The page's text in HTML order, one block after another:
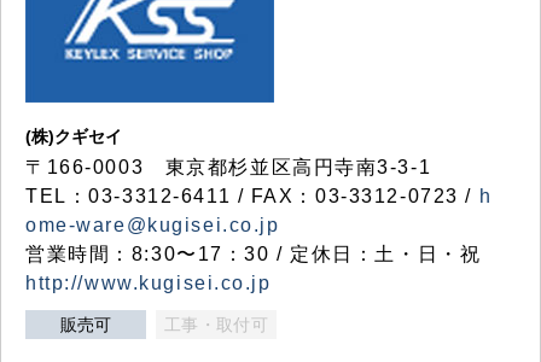
(株)クギセイ
〒166-0003 東京都杉並区高円寺南3-3-1
TEL：03-3312-6411 / FAX：03-3312-0723 / h
ome-ware@kugisei.co.jp
営業時間：8:30〜17：30 / 定休日：土・日・祝
http://www.kugisei.co.jp
販売可 工事・取付可